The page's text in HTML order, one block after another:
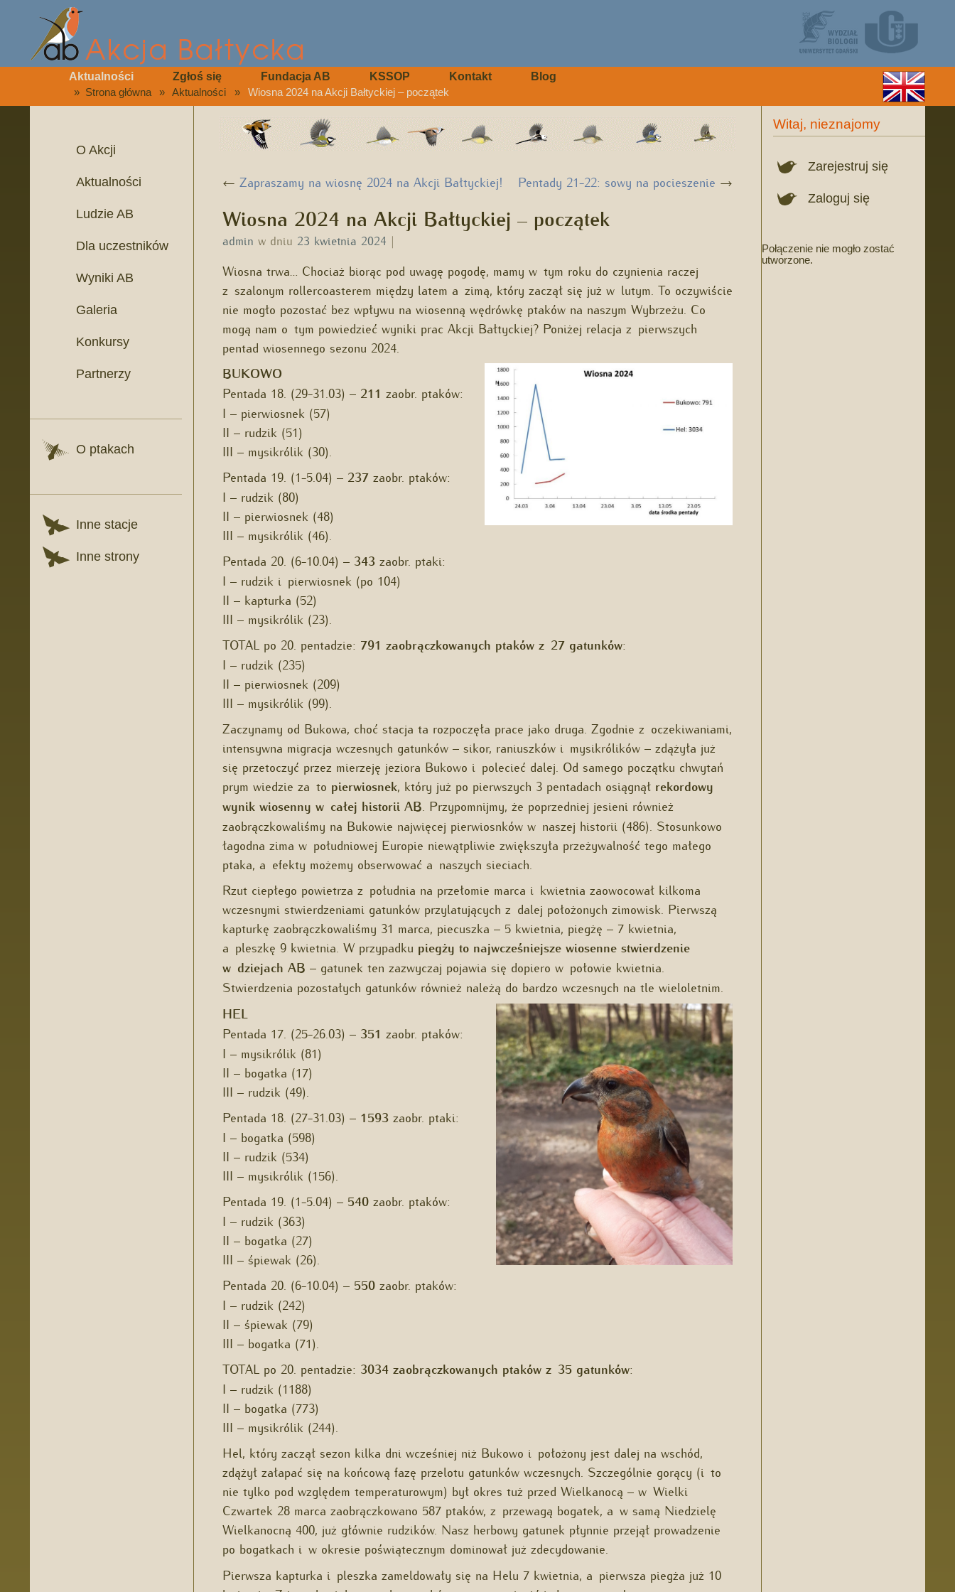
Aktualności Zgłoś się Fundacja AB KSSOP Kontakt Blog
» Strona główna » Aktualności » Wiosna 2024 na Akcji Bałtyckiej – początek
O Akcji
Aktualności
Ludzie AB
Dla uczestników
Wyniki AB
Galeria
Konkursy
Partnerzy
O ptakach
Inne stacje
Inne strony
← Zapraszamy na wiosnę 2024 na Akcji Bałtyckiej! Pentady 21-22: sowy na pocieszenie →
Wiosna 2024 na Akcji Bałtyckiej – początek
admin w dniu 23 kwietnia 2024 |
Wiosna trwa… Chociaż biorąc pod uwagę pogodę, mamy w tym roku do czynienia raczej
z szalonym rollercoasterem między latem a zimą, który zaczął się już w lutym. To oczywiście
nie mogło pozostać bez wpływu na wiosenną wędrówkę ptaków na naszym Wybrzeżu. Co
mogą nam o tym powiedzieć wyniki prac Akcji Bałtyckiej? Poniżej relacja z pierwszych
pentad wiosennego sezonu 2024.
BUKOWO
Pentada 18. (29-31.03) – 211 zaobr. ptaków:
I – pierwiosnek (57)
II – rudzik (51)
III – mysikrólik (30).
Pentada 19. (1-5.04) – 237 zaobr. ptaków:
I – rudzik (80)
II – pierwiosnek (48)
III – mysikrólik (46).
Pentada 20. (6-10.04) – 343 zaobr. ptaki:
I – rudzik i pierwiosnek (po 104)
II – kapturka (52)
III – mysikrólik (23).
TOTAL po 20. pentadzie: 791 zaobrączkowanych ptaków z 27 gatunków:
I – rudzik (235)
II – pierwiosnek (209)
III – mysikrólik (99).
Zaczynamy od Bukowa, choć stacja ta rozpoczęła prace jako druga. Zgodnie z oczekiwaniami,
intensywna migracja wczesnych gatunków – sikor, raniuszków i mysikrólików – zdążyła już
się przetoczyć przez mierzeję jeziora Bukowo i polecieć dalej. Od samego początku chwytań
prym wiedzie za to pierwiosnek, który już po pierwszych 3 pentadach osiągnął rekordowy
wynik wiosenny w całej historii AB. Przypomnijmy, że poprzedniej jesieni również
zaobrączkowaliśmy na Bukowie najwięcej pierwiosnków w naszej historii (486). Stosunkowo
łagodna zima w południowej Europie niewątpliwie zwiększyła przeżywalność tego małego
ptaka, a efekty możemy obserwować a naszych sieciach.
Rzut ciepłego powietrza z południa na przełomie marca i kwietnia zaowocował kilkoma
wczesnymi stwierdzeniami gatunków przylatujących z dalej położonych zimowisk. Pierwszą
kapturkę zaobrączkowaliśmy 31 marca, piecuszka – 5 kwietnia, piegżę – 7 kwietnia,
a pleszkę 9 kwietnia. W przypadku piegży to najwcześniejsze wiosenne stwierdzenie
w dziejach AB – gatunek ten zazwyczaj pojawia się dopiero w połowie kwietnia.
Stwierdzenia pozostałych gatunków również należą do bardzo wczesnych na tle wieloletnim.
HEL
Pentada 17. (25-26.03) – 351 zaobr. ptaków:
I – mysikrólik (81)
II – bogatka (17)
III – rudzik (49).
Pentada 18. (27-31.03) – 1593 zaobr. ptaki:
I – bogatka (598)
II – rudzik (534)
III – mysikrólik (156).
Pentada 19. (1-5.04) – 540 zaobr. ptaków:
I – rudzik (363)
II – bogatka (27)
III – śpiewak (26).
Pentada 20. (6-10.04) – 550 zaobr. ptaków:
I – rudzik (242)
II – śpiewak (79)
III – bogatka (71).
TOTAL po 20. pentadzie: 3034 zaobrączkowanych ptaków z 35 gatunków:
I – rudzik (1188)
II – bogatka (773)
III – mysikrólik (244).
Hel, który zaczął sezon kilka dni wcześniej niż Bukowo i położony jest dalej na wschód,
zdążył załapać się na końcową fazę przelotu gatunków wczesnych. Szczególnie gorący (i to
nie tylko pod względem temperaturowym) był okres tuż przed Wielkanocą – w Wielki
Czwartek 28 marca zaobrączkowano 587 ptaków, z przewagą bogatek, a w samą Niedzielę
Wielkanocną 400, już głównie rudzików. Nasz herbowy gatunek płynnie przejął prowadzenie
po bogatkach i w okresie poświątecznym dominował już zdecydowanie.
Pierwsza kapturka i pleszka zameldowały się na Helu 7 kwietnia, a pierwsza piegża już 10
Witaj, nieznajomy
Zarejestruj się
Zaloguj się
Połączenie nie mogło zostać
utworzone.